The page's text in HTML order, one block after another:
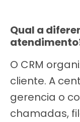
Qual a
O CRM
cliente. A
gerencia o
chamadas,